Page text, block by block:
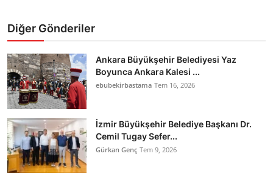
Diğer Gönderiler
Ankara Büyükşehir Belediyesi Yaz
Boyunca Ankara Kalesi ...
ebubekirbastama Tem 16, 2026
İzmir Büyükşehir Belediye Başkanı Dr.
Cemil Tugay Sefer...
Gürkan Genç Tem 9, 2026